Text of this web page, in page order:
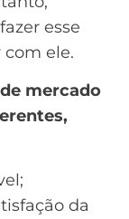
esse
ele.
mercado
da